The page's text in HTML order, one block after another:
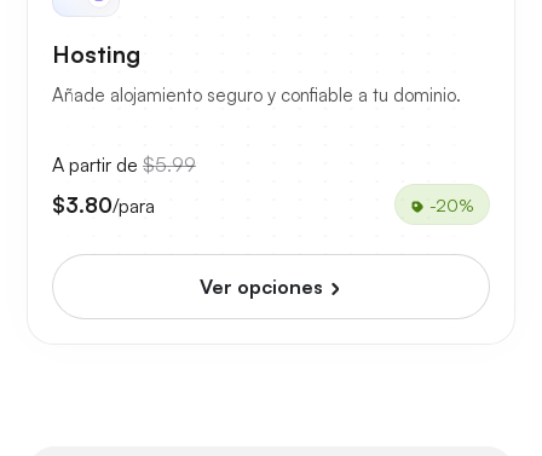
Hosting
Añade alojamiento seguro y confiable a tu dominio.
A partir de $5.99
$3.80/para -20%
Ver opciones